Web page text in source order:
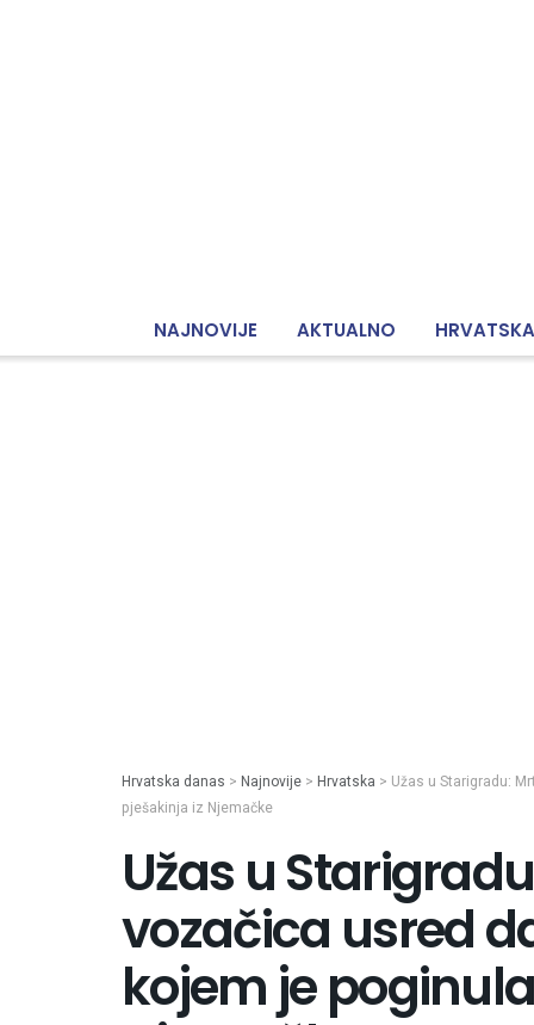
NAJNOVIJE AKTUALNO HRVATSKA
Hrvatska danas > Najnovije > Hrvatska > Užas u Starigradu:
pješakinja iz Njemačke
Užas u
vozačica usred
kojem je